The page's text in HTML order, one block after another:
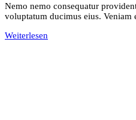
Nemo nemo consequatur
voluptatum ducimus eius.
Weiterlesen